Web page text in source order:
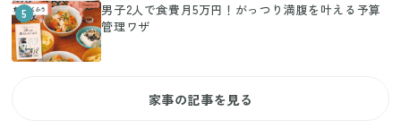
5
男子2人で食費月5万円！がっつり満腹を叶える予算
管理ワザ
家事の記事を見る